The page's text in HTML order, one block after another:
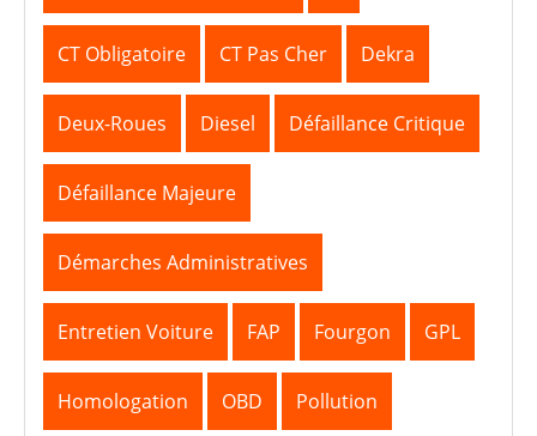
CT Obligatoire CT Pas Cher Dekra
Deux-Roues Diesel Défaillance Critique
Défaillance Majeure
Démarches Administratives
Entretien Voiture FAP Fourgon GPL
Homologation OBD Pollution